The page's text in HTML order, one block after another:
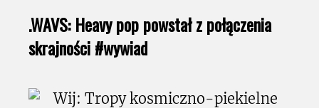
.WAVS: Heavy pop powstał z połączenia
skrajności #wywiad